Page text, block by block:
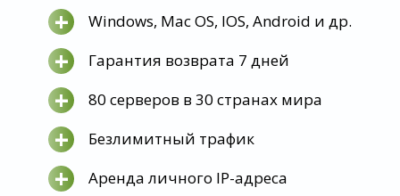
+ Windows, Mac OS, IOS, Android и др.
+ Гарантия возврата 7 дней
+ 80 серверов в 30 странах мира
+ Безлимитный трафик
+ Аренда личного IP-адреса